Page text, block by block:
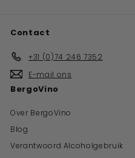
Contact
+31 (0)74 246 7352
E-mail ons
BergoVino
Over BergoVino
Blog
Verantwoord Alcoholgebruik